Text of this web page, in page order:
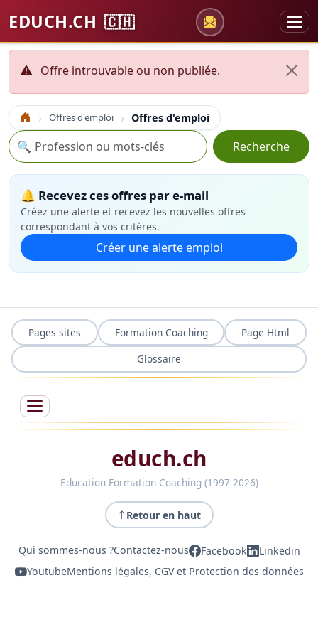
EDUCH.CH 🇨🇭
Offre introuvable ou non publiée.
Accueil Offres d'emploi Offres d'emploi
Recherche
🔍 Recherche
🔔 Recevez ces offres par e-mail
Créez une alerte et recevez les nouvelles offres
correspondant à vos critères.
Créer une alerte emploi
Pages sites Formation Coaching
Page Html
Glossaire
educh.ch
Education Formation Coaching (1997-2026)
Retour en haut
Qui sommes-nous ?Contactez-nous Facebook
Linkedin
YoutubeMentions légales, CGV et Protection des données